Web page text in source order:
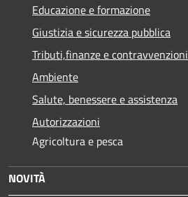
Educazione e formazione
Giustizia e sicurezza pubblica
Tributi,finanze e contravvenzioni
Ambiente
Salute, benessere e assistenza
Autorizzazioni
Agricoltura e pesca
NOVITÀ